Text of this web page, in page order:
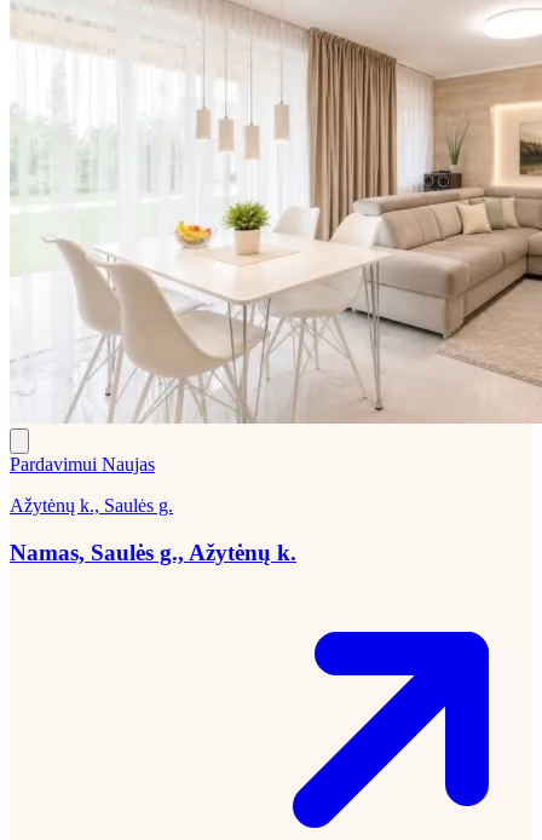
Pardavimui Naujas
Ažytėnų k., Saulės g.
Namas, Saulės g., Ažytėnų k.